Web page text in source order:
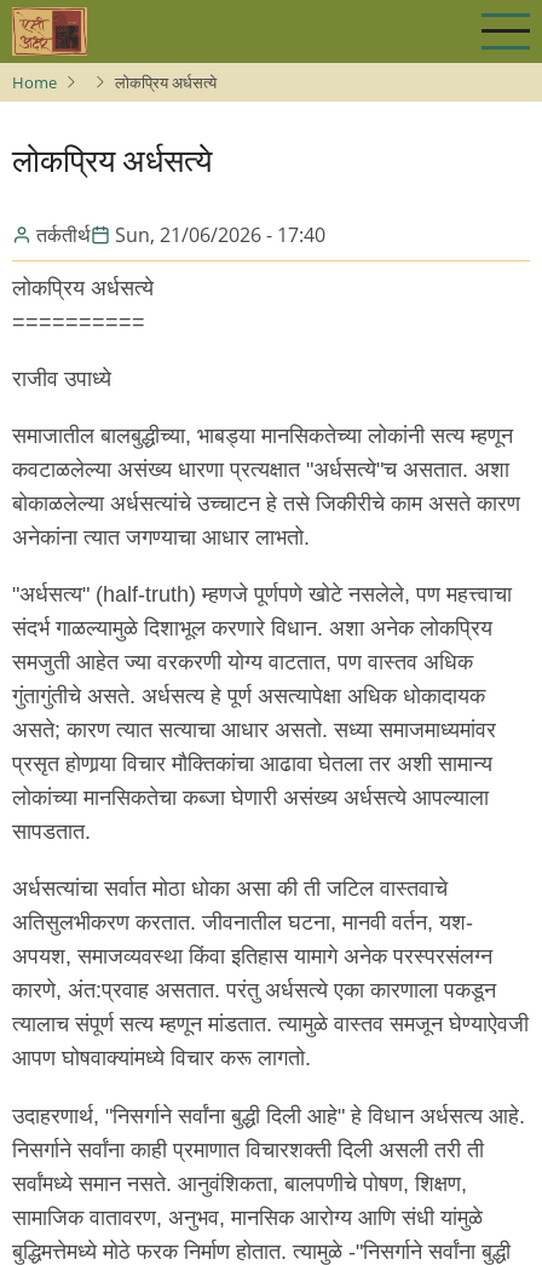
Skip
main
content
Home लोकप्रिय अर्धसत्ये
लोकप्रिय अर्धसत्ये
तर्कतीर्थ Sun, 21/06/2026 - 17:40
लोकप्रिय अर्धसत्ये
==========
राजीव उपाध्ये
समाजातील बालबुद्धीच्या, भाबड्या मानसिकतेच्या लोकांनी सत्य म्हणून
कवटाळलेल्या असंख्य धारणा प्रत्यक्षात "अर्धसत्ये"च असतात. अशा
बोकाळलेल्या अर्धसत्यांचे उच्चाटन हे तसे जिकीरीचे काम असते कारण
अनेकांना त्यात जगण्याचा आधार लाभतो.
"अर्धसत्य" (half-truth) म्हणजे पूर्णपणे खोटे नसलेले, पण महत्त्वाचा
संदर्भ गाळल्यामुळे दिशाभूल करणारे विधान. अशा अनेक लोकप्रिय
समजुती आहेत ज्या वरकरणी योग्य वाटतात, पण वास्तव अधिक
गुंतागुंतीचे असते. अर्धसत्य हे पूर्ण असत्यापेक्षा अधिक धोकादायक
असते; कारण त्यात सत्याचा आधार असतो. सध्या समाजमाध्यमांवर
प्रसृत होणार्‍या विचार मौक्तिकांचा आढावा घेतला तर अशी सामान्य
लोकांच्या मानसिकतेचा कब्जा घेणारी असंख्य अर्धसत्ये आपल्याला
सापडतात.
अर्धसत्यांचा सर्वात मोठा धोका असा की ती जटिल वास्तवाचे
अतिसुलभीकरण करतात. जीवनातील घटना, मानवी वर्तन, यश-
अपयश, समाजव्यवस्था किंवा इतिहास यामागे अनेक परस्परसंलग्न
कारणे, अंत:प्रवाह असतात. परंतु अर्धसत्ये एका कारणाला पकडून
त्यालाच संपूर्ण सत्य म्हणून मांडतात. त्यामुळे वास्तव समजून घेण्याऐवजी
आपण घोषवाक्यांमध्ये विचार करू लागतो.
उदाहरणार्थ, "निसर्गाने सर्वांना बुद्धी दिली आहे" हे विधान अर्धसत्य आहे.
निसर्गाने सर्वांना काही प्रमाणात विचारशक्ती दिली असली तरी ती
सर्वांमध्ये समान नसते. आनुवंशिकता, बालपणीचे पोषण, शिक्षण,
सामाजिक वातावरण, अनुभव, मानसिक आरोग्य आणि संधी यांमुळे
बुद्धिमत्तेमध्ये मोठे फरक निर्माण होतात. त्यामुळे -"निसर्गाने सर्वांना बुद्धी